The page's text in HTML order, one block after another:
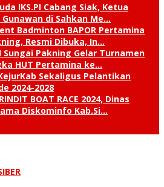
IKS.PI Cabang Siak, Ketua
Gunawan di Sahkan Me…
Badminton BAPOR Pertamina
Resmi Dibuka, In…
Sungai Pakning Gelar Turnamen
HUT Pertamina ke…
Sekaligus Pelantikan
2024-2028
BOAT RACE 2024, Dinas
Diskominfo Kab.Si…